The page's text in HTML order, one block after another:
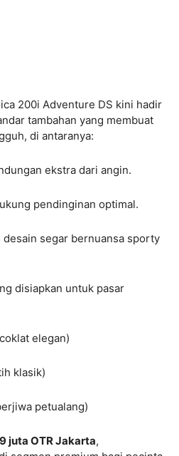
200i Adventure DS kini hadir
tambahan yang membuat
di antaranya:
ekstra dari angin.
pendinginan optimal.
desain segar bernuansa sporty
disiapkan untuk pasar
elegan)
klasik)
petualang)
juta OTR Jakarta,